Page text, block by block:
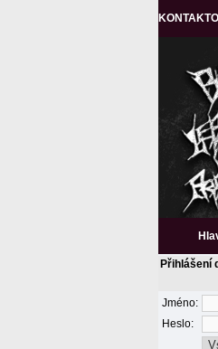
KONTAKT
Přihlášení
Jméno:
Heslo: